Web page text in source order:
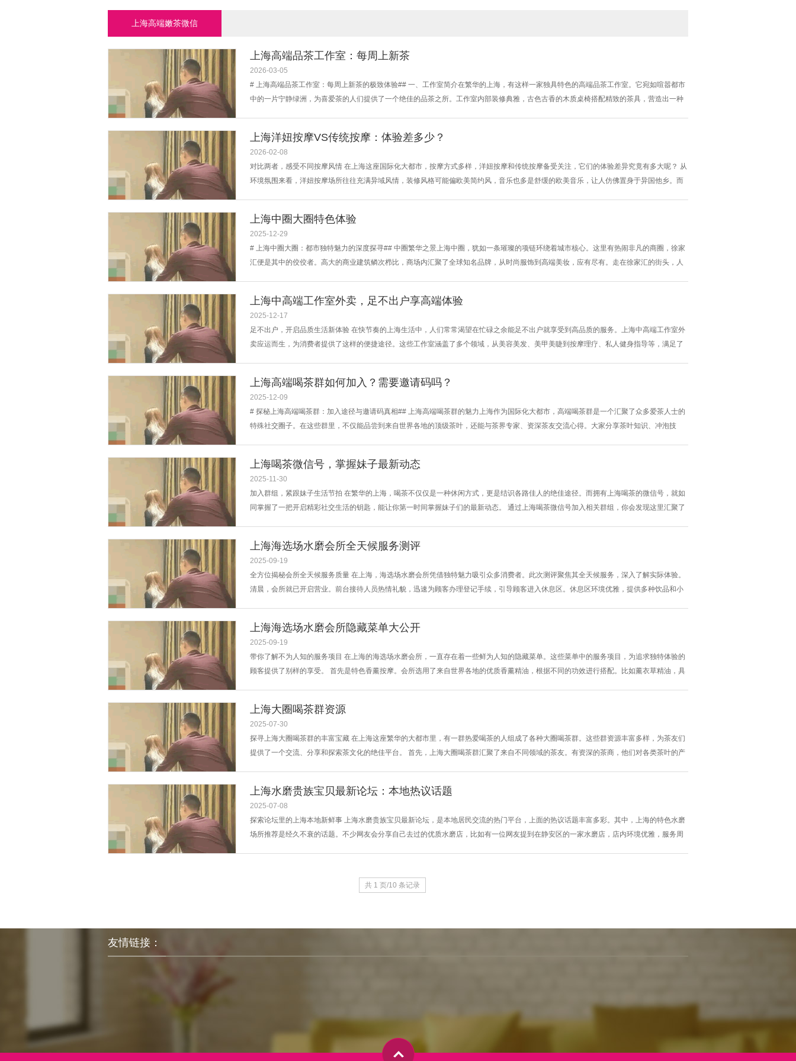
上海高端嫩茶微信
上海高端品茶工作室：每周上新茶
2026-03-05
# 上海高端品茶工作室：每周上新茶的极致体验## 一、工作室简介在繁华的上海，有这样一家独具特色的高端品茶工作室。它宛如喧嚣都市
中的一片宁静绿洲，为喜爱茶的人们提供了一个绝佳的品茶之所。工作室内部装修典雅，古色古香的木质桌椅搭配精致的茶具，营造出一种
不...
上海洋妞按摩VS传统按摩：体验差多少？
2026-02-08
对比两者，感受不同按摩风情 在上海这座国际化大都市，按摩方式多样，洋妞按摩和传统按摩备受关注，它们的体验差异究竟有多大呢？ 从
环境氛围来看，洋妞按摩场所往往充满异域风情，装修风格可能偏欧美简约风，音乐也多是舒缓的欧美音乐，让人仿佛置身于异国他乡。而
等，...
上海中圈大圈特色体验
2025-12-29
# 上海中圈大圈：都市独特魅力的深度探寻## 中圈繁华之景上海中圈，犹如一条璀璨的项链环绕着城市核心。这里有热闹非凡的商圈，徐家
汇便是其中的佼佼者。高大的商业建筑鳞次栉比，商场内汇聚了全球知名品牌，从时尚服饰到高端美妆，应有尽有。走在徐家汇的街头，人
着...
上海中高端工作室外卖，足不出户享高端体验
2025-12-17
足不出户，开启品质生活新体验 在快节奏的上海生活中，人们常常渴望在忙碌之余能足不出户就享受到高品质的服务。上海中高端工作室外
卖应运而生，为消费者提供了这样的便捷途径。这些工作室涵盖了多个领域，从美容美发、美甲美睫到按摩理疗、私人健身指导等，满足了
的同时...
上海高端喝茶群如何加入？需要邀请码吗？
2025-12-09
# 探秘上海高端喝茶群：加入途径与邀请码真相## 上海高端喝茶群的魅力上海作为国际化大都市，高端喝茶群是一个汇聚了众多爱茶人士的
特殊社交圈子。在这些群里，不仅能品尝到来自世界各地的顶级茶叶，还能与茶界专家、资深茶友交流心得。大家分享茶叶知识、冲泡技
平...
上海喝茶微信号，掌握妹子最新动态
2025-11-30
加入群组，紧跟妹子生活节拍 在繁华的上海，喝茶不仅仅是一种休闲方式，更是结识各路佳人的绝佳途径。而拥有上海喝茶的微信号，就如
同掌握了一把开启精彩社交生活的钥匙，能让你第一时间掌握妹子们的最新动态。 通过上海喝茶微信号加入相关群组，你会发现这里汇聚了
期的...
上海海选场水磨会所全天候服务测评
2025-09-19
全方位揭秘会所全天候服务质量 在上海，海选场水磨会所凭借独特魅力吸引众多消费者。此次测评聚焦其全天候服务，深入了解实际体验。
清晨，会所就已开启营业。前台接待人员热情礼貌，迅速为顾客办理登记手续，引导顾客进入休息区。休息区环境优雅，提供多种饮品和小
摩房...
上海海选场水磨会所隐藏菜单大公开
2025-09-19
带你了解不为人知的服务项目 在上海的海选场水磨会所，一直存在着一些鲜为人知的隐藏菜单。这些菜单中的服务项目，为追求独特体验的
顾客提供了别样的享受。 首先是特色香薰按摩。会所选用了来自世界各地的优质香薰精油，根据不同的功效进行搭配。比如薰衣草精油，具
说，...
上海大圈喝茶群资源
2025-07-30
探寻上海大圈喝茶群的丰富宝藏 在上海这座繁华的大都市里，有一群热爱喝茶的人组成了各种大圈喝茶群。这些群资源丰富多样，为茶友们
提供了一个交流、分享和探索茶文化的绝佳平台。 首先，上海大圈喝茶群汇聚了来自不同领域的茶友。有资深的茶商，他们对各类茶叶的产
动。...
上海水磨贵族宝贝最新论坛：本地热议话题
2025-07-08
探索论坛里的上海本地新鲜事 上海水磨贵族宝贝最新论坛，是本地居民交流的热门平台，上面的热议话题丰富多彩。其中，上海的特色水磨
场所推荐是经久不衰的话题。不少网友会分享自己去过的优质水磨店，比如有一位网友提到在静安区的一家水磨店，店内环境优雅，服务周
共 1 页/10 条记录
友情链接：